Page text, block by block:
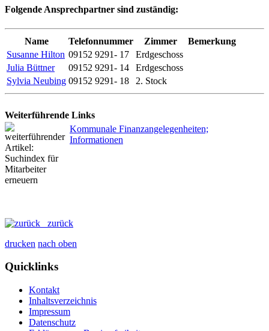
Folgende Ansprechpartner sind zuständig:
Name Telefonnummer Zimmer
Bemerkung
Susanne Hilton 09152 9291- 17
Erdgeschoss
Julia Büttner
09152 9291- 14
Erdgeschoss
Sylvia Neubing 09152 9291- 18 2. Stock
Weiterführende Links
Kommunale Finanzangelegenheiten;
Informationen
zurück
drucken nach oben
Quicklinks
Kontakt
Inhaltsverzeichnis
Impressum
Datenschutz